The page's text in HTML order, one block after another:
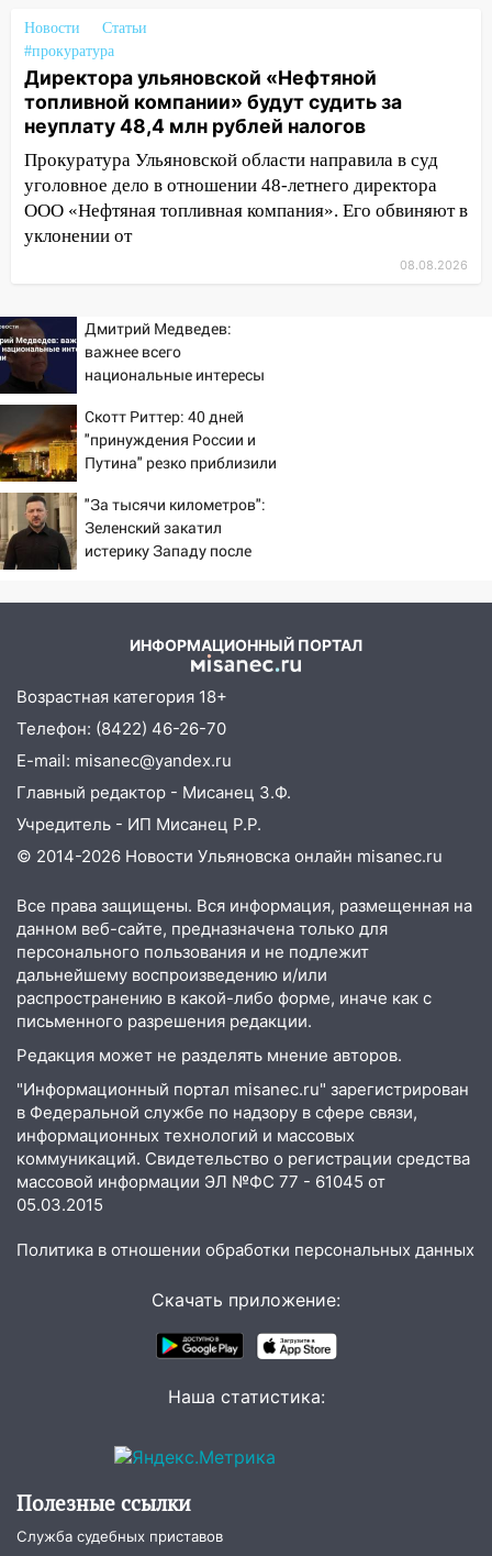
Новгородской в Ульяновске и рухнуло
на электрощит
13:10 В Заволжском районе дерево
упало во дворе
13:08 Ураган ударил по Ульяновску:
сорванные крыши, поваленные деревья,
затопленные улицы и остановившиеся
трамваи
воду
12:12
Прокуратура взяла на контроль
ДТП с шестилетним ребёнком на улице
Федерации
12:01
Пьяная женщина сбила
шестилетнего ребёнка на улице
Федерации: возбуждено уголовное дело
11:16
В Ульяновске ищут 37-летнего
мужчину, пропавшего ещё 19 июля
10:30 От мотофристайла до прогулки с
хаски: куда сходить в Ульяновской
области 8–9 августа
10:11 Директора ульяновской
«Нефтяной топливной компании» будут
судить за неуплату 48,4 млн рублей
налогов
09:28
Дети на дорогах: пострадали
велосипедисты, мотоциклисты и
пешеходы. Обзор крупных аварий в
08:30 Поджог со свечой, 16 сгоревших
домов и выстрел за водку
07:50 Какая погоды будет днем 8
августа
06:45
Императорский мост в
Ульяновске останется закрытым до
утра 10 августа
05:18 Судьба готовит сюрприз: гороскоп
на 8 августа — кому повезет с
деньгами, а кого ждет неожиданная
встреча
04:47
В Ульяновской области объявили
07.08.2026
Ульяновские аграрии смогут
состоялось торжественное
празднованию Дня сотрудника органов
следствия Российской Федерации
Новости
Статьи
#прокуратура
Директора ульяновской «Нефтяной
топливной компании» будут судить за
неуплату 48,4 млн рублей налогов
Прокуратура Ульяновской области направила в суд
уголовное дело в отношении 48-летнего директора
ООО «Нефтяная топливная компания». Его обвиняют в
уклонении от
08.08.2026
Дмитрий Медведев:
важнее всего
национальные интересы
Скотт Риттер: 40 дней
"принуждения России и
Путина" резко приблизили
"За тысячи километров":
Зеленский закатил
истерику Западу после
ИНФОРМАЦИОННЫЙ ПОРТАЛ
Возрастная категория 18+
Телефон: (8422) 46-26-70
E-mail: misanec@yandex.ru
Главный редактор - Мисанец З.Ф.
Учредитель - ИП Мисанец Р.Р.
© 2014-2026 Новости Ульяновска онлайн misanec.ru
Все права защищены. Вся информация, размещенная на
данном веб-сайте, предназначена только для
персонального пользования и не подлежит
дальнейшему воспроизведению и/или
распространению в какой-либо форме, иначе как с
письменного разрешения редакции.
Редакция может не разделять мнение авторов.
"Информационный портал misanec.ru" зарегистрирован
в Федеральной службе по надзору в сфере связи,
информационных технологий и массовых
коммуникаций. Свидетельство о регистрации средства
массовой информации ЭЛ №ФС 77 - 61045 от
05.03.2015
Политика в отношении обработки персональных данных
Скачать приложение:
Наша статистика:
Полезные ссылки
Служба судебных приставов